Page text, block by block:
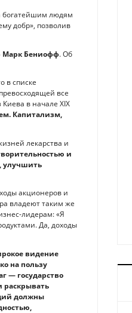
богатейшим людям
добр», позволив
Марк Бениофф. Об
в списке
все
в начале XIX
Капитализм,
лекарства и
и
улучшить
акционеров и
владеют таким же
лидерам: «Я
Да, доходы
видение
на пользу
— государство
раскрывать
должны